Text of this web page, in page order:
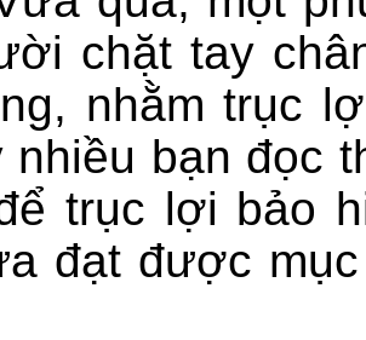
chặt tay
nhằm trục
nhiều bạn đọc
trục lợi bảo
đạt được